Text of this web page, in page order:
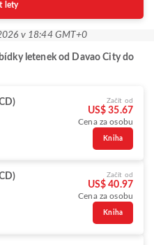
lety
v 18:44 GMT+0
letenek od Davao City do
Začít od
US$ 35.67
Cena za osobu
Kniha
Začít od
US$ 40.97
Cena za osobu
Kniha